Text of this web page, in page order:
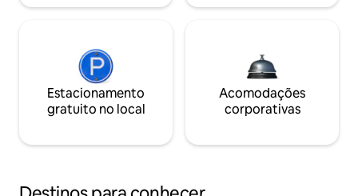
Estacionamento
gratuito no local
Acomodações
corporativas